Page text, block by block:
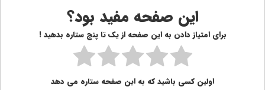
این صفحه مفید بود؟
برای امتیاز دادن به این صفحه از یک تا پنج ستاره بدهید !
اولین کسی باشید که به این صفحه ستاره می دهد